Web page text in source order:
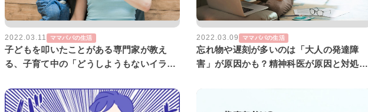
2022.03.11 ママパパの生活
子どもを叩いたことがある専門家が教え
る、子育て中の「どうしようもないイライ
2022.03.09 ママパパの生活
忘れ物や遅刻が多いのは「大人の発達障
害」が原因かも？精神科医が原因と対処法